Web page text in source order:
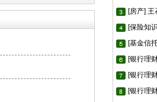
[房产] 王
[保险知
[基金信
[银行理
[银行理
[银行理